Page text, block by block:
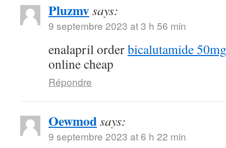
Pluzmvsays:
9 septembre 2023 at 3 h 56 min
enalapril orderbicalutamide
online cheap
Répondre
Oewmodsays:
9 septembre 2023 at 6 h 22 min